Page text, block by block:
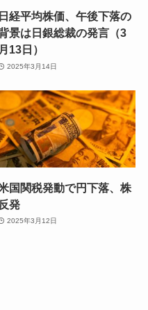
日経平均株価、午後下落の
景は日銀総裁の発言（3
月13日）
2025年3月14日
国関税発動で円下落、株
反発
2025年3月12日